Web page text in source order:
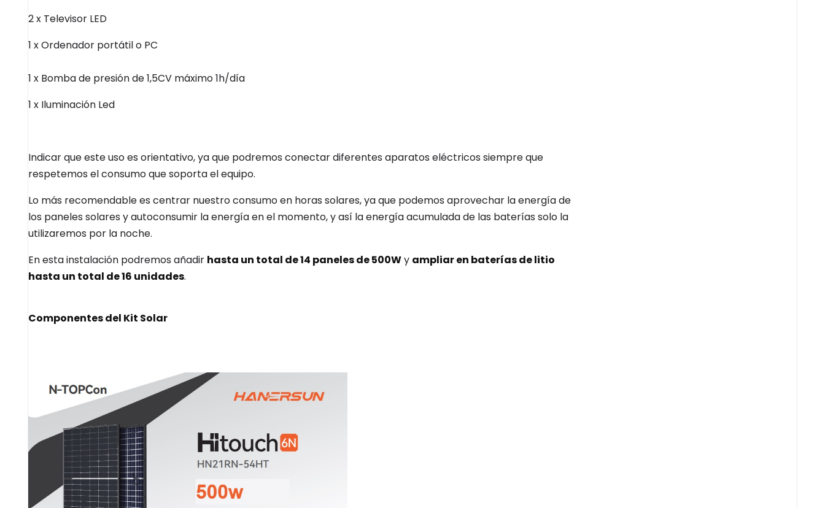
2 x Televisor LED
1 x Ordenador portátil o PC
1 x Bomba de presión de 1,5CV máximo 1h/día
1 x Iluminación Led
Indicar que este uso es orientativo, ya que podremos conectar diferentes aparatos eléctricos siempre que
respetemos el consumo que soporta el equipo.
Lo más recomendable es centrar nuestro consumo en horas solares, ya que podemos aprovechar la energía de
los paneles solares y autoconsumir la energía en el momento, y así la energía acumulada de las baterías solo la
utilizaremos por la noche.
En esta instalación podremos añadir hasta un total de 14 paneles de 500Wy ampliar en baterías de litio
hasta un total de 16 unidades.
Componentes del Kit Solar